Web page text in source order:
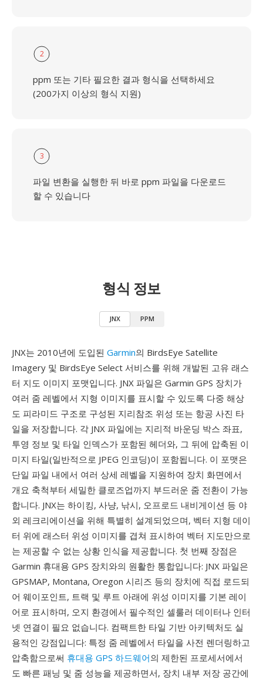
2
ppm 또는 기타 필요한 결과 형식을 선택하세요
(200가지 이상의 형식 지원)
3
파일 변환을 실행한 뒤 바로 ppm 파일을 다운로드
할 수 있습니다
형식 정보
JNX PPM
JNX는 2010년에 도입된 Garmin의 BirdsEye Satellite
Imagery 및 BirdsEye Select 서비스를 위해 개발된 고유 래스
터 지도 이미지 포맷입니다. JNX 파일은 Garmin GPS 장치가
여러 줌 레벨에서 지형 이미지를 표시할 수 있도록 다중 해상
도 피라미드 구조로 구성된 지리참조 위성 또는 항공 사진 타
일을 저장합니다. 각 JNX 파일에는 지리적 바운딩 박스 좌표,
투영 정보 및 타일 인덱스가 포함된 헤더와, 그 뒤에 압축된 이
미지 타일(일반적으로 JPEG 인코딩)이 포함됩니다. 이 포맷은
단일 파일 내에서 여러 상세 레벨을 지원하여 장치 화면에서
개요 축척부터 세밀한 클로즈업까지 부드러운 줌 전환이 가능
합니다. JNX는 하이킹, 사냥, 낚시, 오프로드 내비게이션 등 야
외 레크리에이션을 위해 특별히 설계되었으며, 벡터 지형 데이
터 위에 래스터 위성 이미지를 겹쳐 표시하여 벡터 지도만으로
는 제공할 수 없는 상황 인식을 제공합니다. 첫 번째 장점은
Garmin 휴대용 GPS 장치와의 원활한 통합입니다: JNX 파일은
GPSMAP, Montana, Oregon 시리즈 등의 장치에 직접 로드되
어 웨이포인트, 트랙 및 루트 아래에 위성 이미지를 기본 레이
어로 표시하며, 오지 환경에서 필수적인 셀룰러 데이터나 인터
넷 연결이 필요 없습니다. 컴팩트한 타일 기반 아키텍처도 실
용적인 강점입니다: 특정 줌 레벨에서 타일을 사전 렌더링하고
압축함으로써 휴대용 GPS 하드웨어의 제한된 프로세서에서
도 빠른 패닝 및 줌 성능을 제공하면서, 장치 내부 저장 공간에